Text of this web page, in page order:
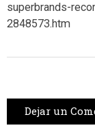
superbrands-
2848573.htm
Dejar un